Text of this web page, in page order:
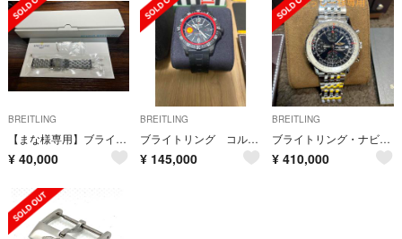
BREITLING
【まな様専用】ブライトリング ステンレスベルト 372A
¥ 40,000
BREITLING
ブライトリング コルト スカイレーサー パトルーユスイス
¥ 145,000
BREITLING
ブライトリング・ナビタイマーヘリテージ
¥ 410,000